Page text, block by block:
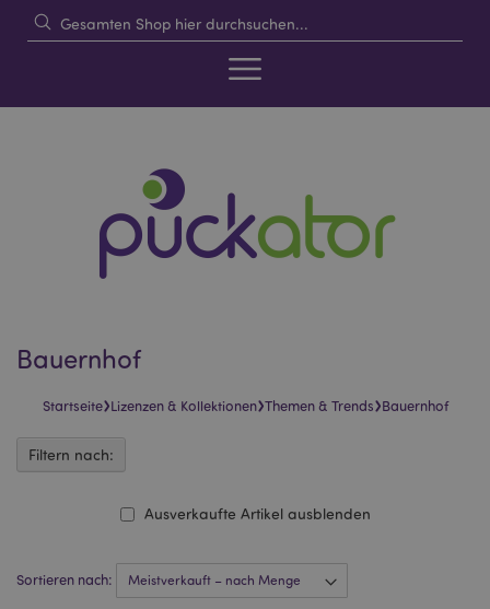
Bauernhof
Startseite›Lizenzen & Kollektionen›Themen & Trends›Bauernhof
Sortieren nach:
Ausverkaufte Artikel ausblenden
Filtern nach: